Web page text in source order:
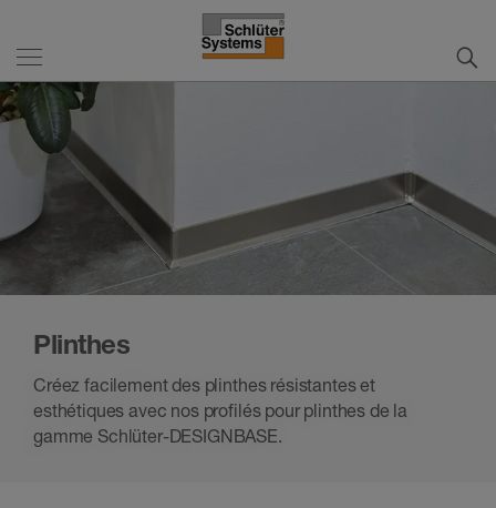
Plinthes
Créez facilement des plinthes résistantes et
esthétiques avec nos profilés pour plinthes de la
gamme Schlüter-DESIGNBASE.